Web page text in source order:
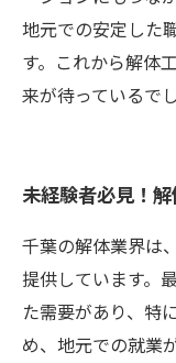
地元での安定した
す。これから解体
来が待っているでし
未経験者必見！
千葉の解体業界は
提供しています。
た需要があり、特
め、地元での就業